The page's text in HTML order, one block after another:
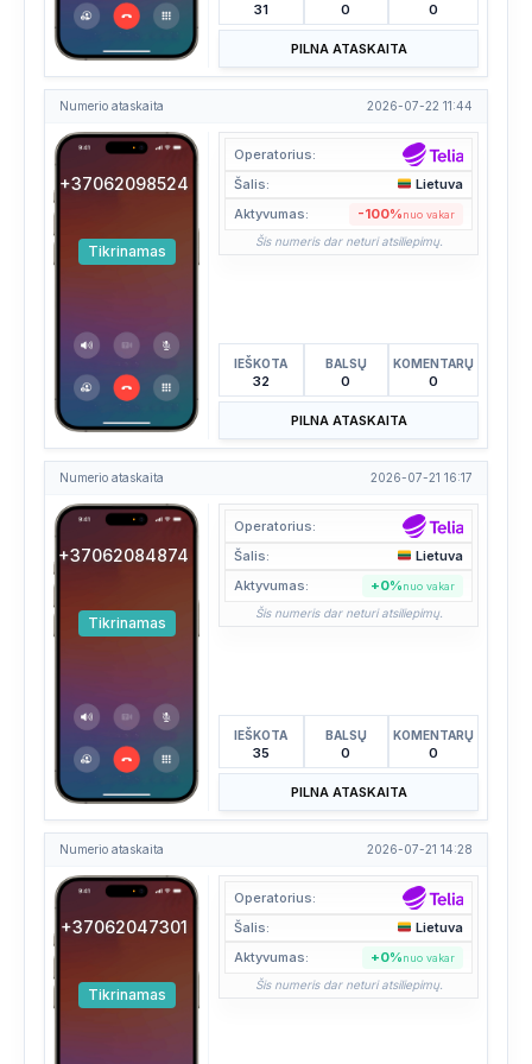
31 0 0
PILNA ATASKAITA
Numerio ataskaita 2026-07-22 11:44
+37062098524
Tikrinamas
Operatorius:
Šalis:
Lietuva
Aktyvumas:
-100%nuo vakar
Šis numeris dar neturi atsiliepimų.
IEŠKOTA
32
BALSŲ
0
KOMENTARŲ
0
PILNA ATASKAITA
Numerio ataskaita 2026-07-21 16:17
+37062084874
Tikrinamas
Operatorius:
Šalis:
Lietuva
Aktyvumas:
+0%nuo vakar
Šis numeris dar neturi atsiliepimų.
IEŠKOTA
35
BALSŲ
0
KOMENTARŲ
0
PILNA ATASKAITA
Numerio ataskaita 2026-07-21 14:28
+37062047301
Tikrinamas
Operatorius:
Šalis:
Lietuva
Aktyvumas:
+0%nuo vakar
Šis numeris dar neturi atsiliepimų.